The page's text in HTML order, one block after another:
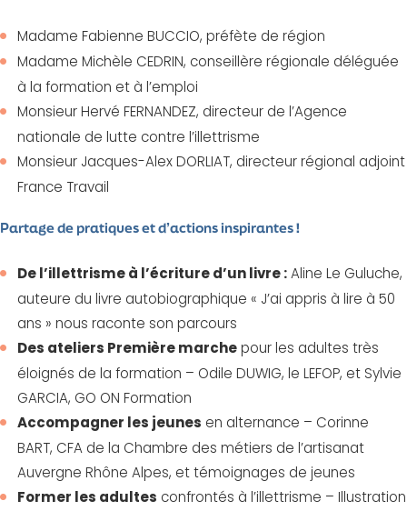
Madame Fabienne BUCCIO, préfète de région
Madame Michèle CEDRIN, conseillère régionale déléguée
à la formation et à l’emploi
Monsieur Hervé FERNANDEZ, directeur de l’Agence
nationale de lutte contre l’illettrisme
Monsieur Jacques-Alex DORLIAT, directeur régional adjoint
France Travail
Partage de pratiques et d’actions inspirantes !
De l’illettrisme à l’écriture d’un livre :Aline Le Guluche,
auteure du livre autobiographique « J’ai appris à lire à 50
ans » nous raconte son parcours
Des ateliers Première marchepour les adultes très
éloignés de la formation – Odile DUWIG, le LEFOP, et Sylvie
GARCIA, GO ON Formation
Accompagner les jeunes en alternance – Corinne
BART, CFA de la Chambre des métiers de l’artisanat
Auvergne Rhône Alpes, et témoignages de jeunes
Former les adultes confrontés à l’illettrisme – Illustration